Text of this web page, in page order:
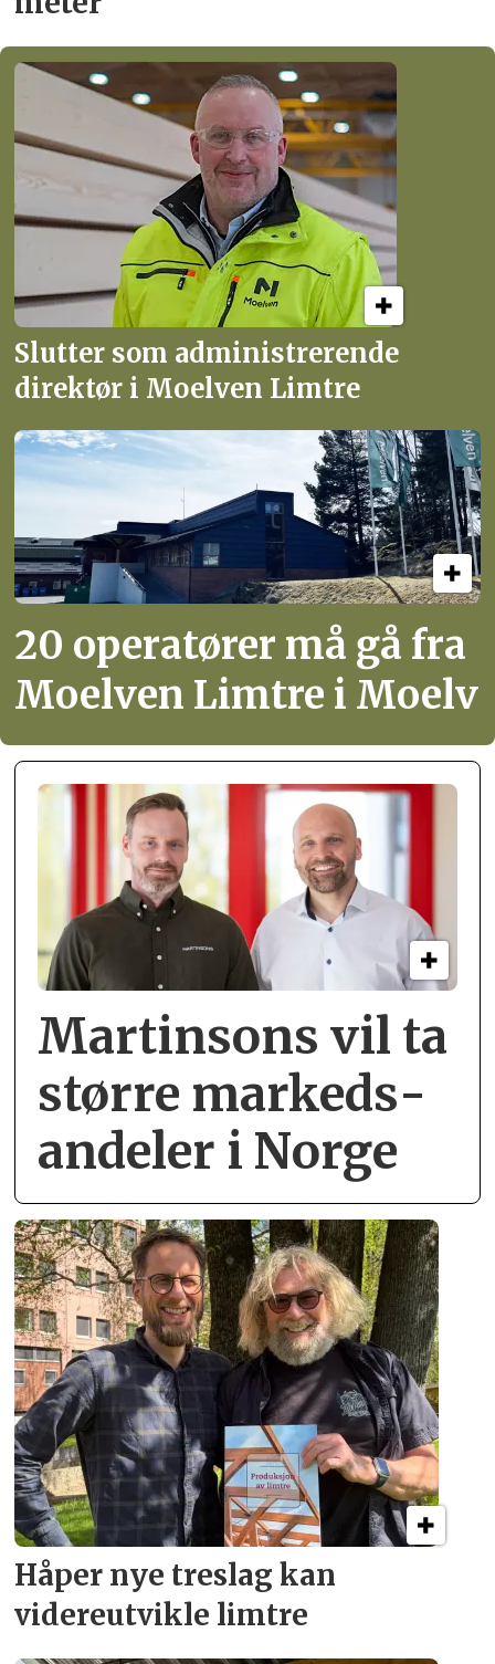
Slutter som administrerende
direktør i Moelven Limtre
20 operatører må gå fra
Moelven Limtre i Moelv
Martinsons vil ta
større markeds­
andeler i Norge
Håper nye treslag kan
videreutvikle limtre